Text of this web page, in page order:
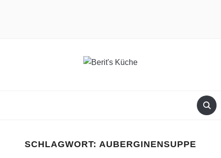
SCHLAGWORT: AUBERGINENSUPPE